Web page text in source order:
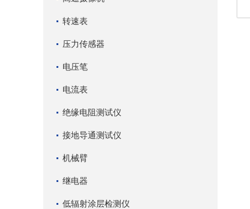
转速表
压力传感器
电压笔
电流表
绝缘电阻测试仪
接地导通测试仪
机械臂
继电器
低辐射涂层检测仪